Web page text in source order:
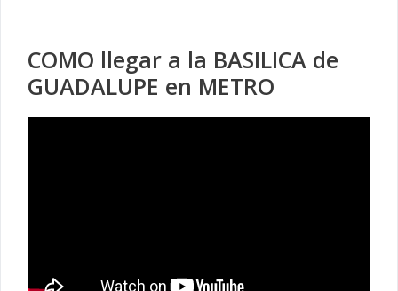
COMO llegar a la BASILICA de
GUADALUPE en METRO